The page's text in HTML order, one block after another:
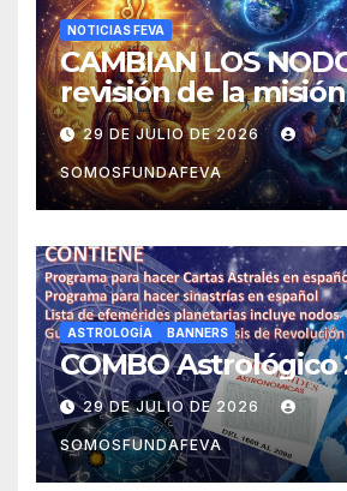
NOTICIAS FEVA
CAMBIAN LOS
revisión de la
experiencias
29 DE JULIO DE 2026
SOMOSFUNDAFEVA
ASTROLOGÍA BANNERS
COMBO Astrológico
29 DE JULIO DE 2026
SOMOSFUNDAFEVA